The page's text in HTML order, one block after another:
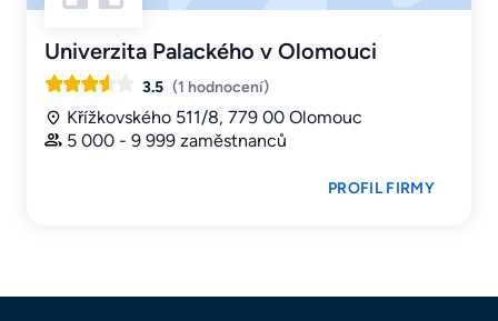
Univerzita Palackého v Olomouci
3.5 (1 hodnocení)
Křížkovského 511/8, 779 00 Olomouc
5 000 - 9 999 zaměstnanců
PROFIL FIRMY